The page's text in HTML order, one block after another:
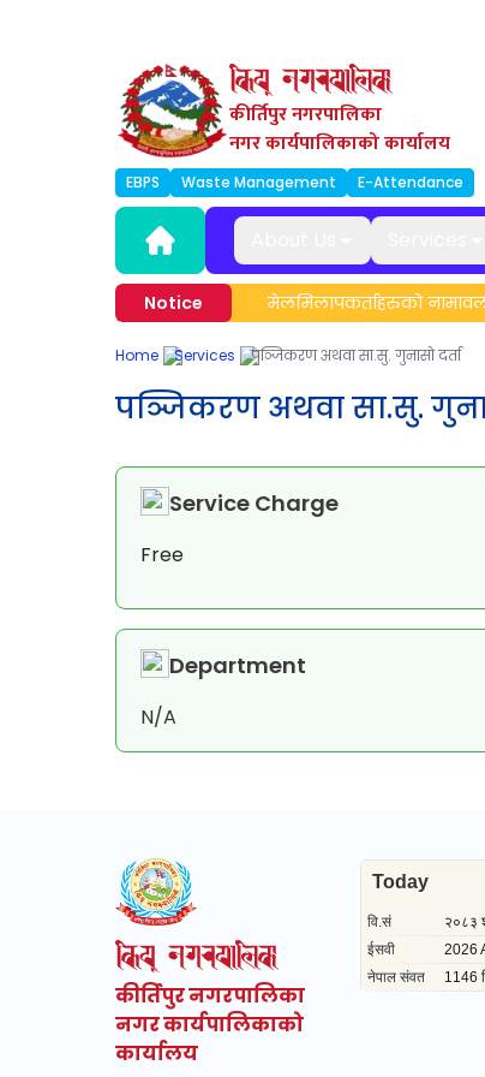
कीर्तिपुर नगरपालिका
नगर कार्यपालिकाको कार्यालय
EBPS Waste Management E-Attendance
Notice
तालिम सम्बन्धी सूचना। मेलमिलापकर्ताहरुको
Home Services पञ्जिकरण अथवा सा.सु. गुनासो दर्ता
पञ्जिकरण अथवा सा.सु.
Service Charge
Free
Department
N/A
कीर्तिपुर नगरपालिका
नगर कार्यपालिकाको
कार्यालय